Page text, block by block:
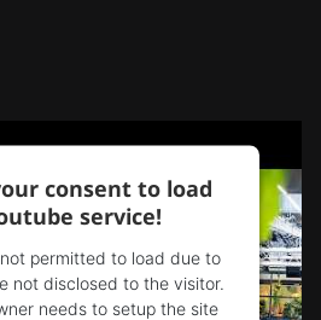
consent to load
service!
permitted to load due to
not disclosed to the visitor.
needs to setup the site